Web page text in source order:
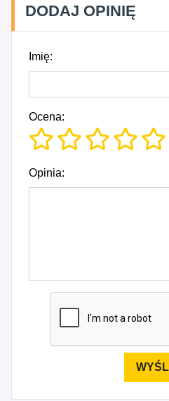
DODAJ OPINIĘ
Imię:
Ocena:
Opinia: